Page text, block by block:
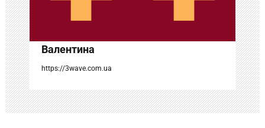
и
с
я
м
Валентина
https://3wave.com.ua